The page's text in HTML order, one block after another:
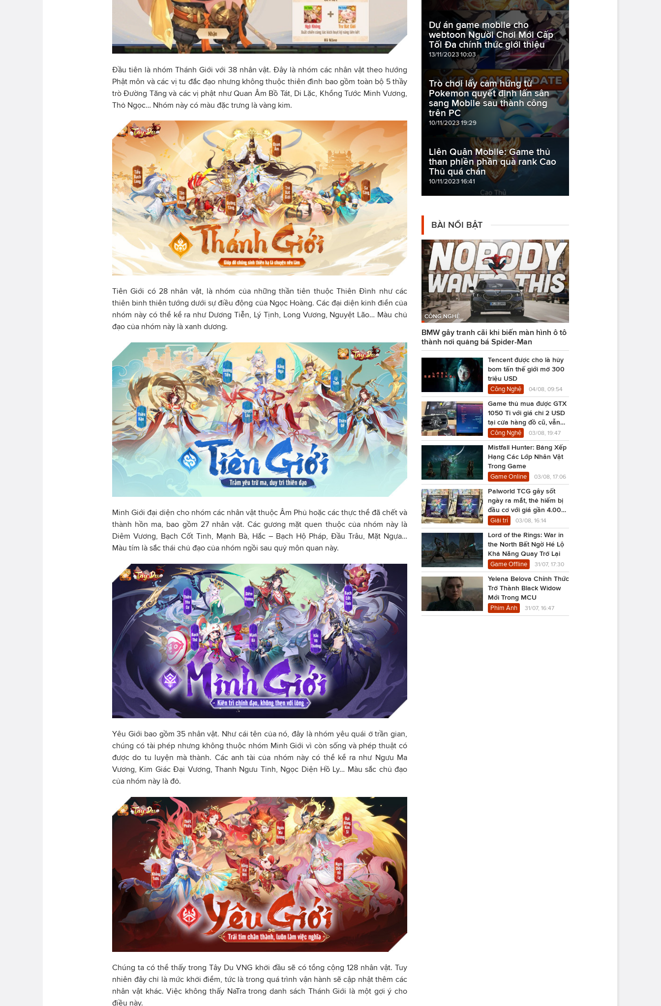
Đầu tiên là nhóm Thánh Giới với 38 nhân vật. Đây là nhóm các nhân vật theo hướng
Phật môn và các vị tu đắc đạo nhưng không thuộc thiên đình bao gồm toàn bộ 5 thầy
trò Đường Tăng và các vị phật như Quan Âm Bồ Tát, Di Lặc, Khổng Tước Minh Vương,
Thỏ Ngọc… Nhóm này có màu đặc trưng là vàng kim.
Tiên Giới có 28 nhân vật, là nhóm của những thần tiên thuộc Thiên Đình như các
thiên binh thiên tướng dưới sự điều động của Ngọc Hoàng. Các đại diện kinh điển của
nhóm này có thể kể ra như Dương Tiễn, Lý Tịnh, Long Vương, Nguyệt Lão… Màu chủ
đạo của nhóm này là xanh dương.
Minh Giới đại diện cho nhóm các nhân vật thuộc Âm Phủ hoặc các thực thể đã chết và
thành hồn ma, bao gồm 27 nhân vật. Các gương mặt quen thuộc của nhóm này là
Diêm Vương, Bạch Cốt Tinh, Mạnh Bà, Hắc – Bạch Hộ Pháp, Đầu Trâu, Mặt Ngựa…
Màu tím là sắc thái chủ đạo của nhóm ngồi sau quỷ môn quan này.
Yêu Giới bao gồm 35 nhân vật. Như cái tên của nó, đây là nhóm yêu quái ở trần gian,
chúng có tài phép nhưng không thuộc nhóm Minh Giới vì còn sống và phép thuật có
được do tu luyện mà thành. Các anh tài của nhóm này có thể kể ra như Ngưu Ma
Vương, Kim Giác Đại Vương, Thanh Ngưu Tinh, Ngọc Diện Hồ Ly… Màu sắc chủ đạo
của nhóm này là đỏ.
Chúng ta có thể thấy trong Tây Du VNG khởi đầu sẽ có tổng cộng 128 nhân vật. Tuy
nhiên đây chỉ là mức khởi điểm, tức là trong quá trình vận hành sẽ cập nhật thêm các
nhân vật khác. Việc không thấy NaTra trong danh sách Thánh Giới là một gợi ý cho
điều này.
Dự án game mobile cho
webtoon Người Chơi Mới Cấp
Tối Đa chính thức giới thiệu
13/11/2023 10:03
Trò chơi lấy cảm hứng từ
Pokemon quyết định lấn sân
sang Mobile sau thành công
trên PC
10/11/2023 19:29
Liên Quân Mobile: Game thủ
than phiền phần quà rank Cao
Thủ quá chán
10/11/2023 16:41
BÀI NỔI BẬT
CÔNG NGHỆ
BMW gây tranh cãi khi biến màn hình ô tô
thành nơi quảng bá Spider-Man
Tencent được cho là hủy
bom tấn thế giới mở 300
triệu USD
Công Nghệ 04/08, 09:54
Game thủ mua được GTX
1050 Ti với giá chỉ 2 USD
tại cửa hàng đồ cũ, vẫn
chạy Cyberpunk 2077
Công Nghệ 03/08, 19:47
Mistfall Hunter: Bảng Xếp
Hạng Các Lớp Nhân Vật
Trong Game
Game Online 03/08, 17:06
Palworld TCG gây sốt
ngày ra mắt, thẻ hiếm bị
đầu cơ với giá gần 4.000
USD
Giải trí 03/08, 16:14
Lord of the Rings: War in
the North Bất Ngờ Hé Lộ
Khả Năng Quay Trở Lại
Game Offline 31/07, 17:30
Yelena Belova Chính Thức
Trở Thành Black Widow
Mới Trong MCU
Phim Ảnh 31/07, 16:47